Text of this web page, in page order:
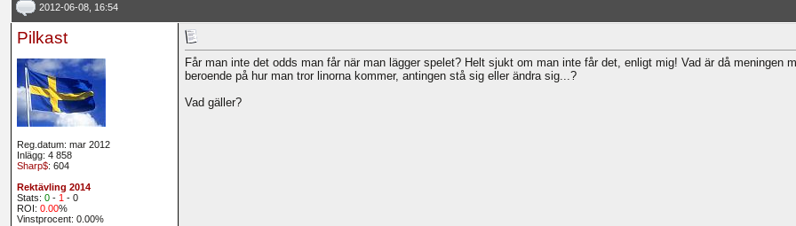
2012-06-08, 16:54
Pilkast
Reg.datum: mar 2012
Inlägg: 4 858
Sharp$: 604
Rektävling 2014
Stats: 0- 1 - 0
ROI: 0.00%
Vinstprocent: 0.00%
Får man inte det odds man får när man lägger spelet? Helt sjukt om man inte får det, enligt mig! Vad är då
beroende på hur man tror linorna kommer, antingen stå sig eller ändra sig...?
Vad gäller?